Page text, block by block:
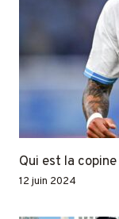
Qui est la
12 juin 2024